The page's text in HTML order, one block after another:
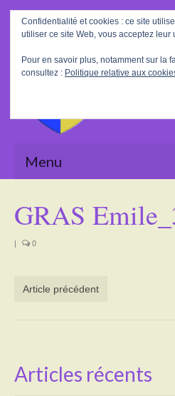
Rechercher
:
Menu
La Mairie
Tourisme
Poésie
GRAS
| 0
Article précédent
Articles récents
Confidentialité et cookies : ce site
utiliser ce site Web, vous acceptez leur
Pour en savoir plus, notamment sur la
consultez : Politique relative aux